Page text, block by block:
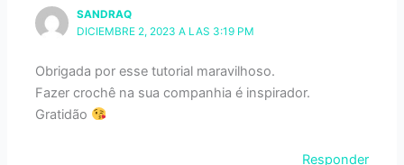
SANDRAQ
DICIEMBRE 2, 2023 A LAS 3:19 PM
Obrigada por esse tutorial maravilhoso.
Fazer crochê na sua companhia é inspirador.
Gratidão
Responder